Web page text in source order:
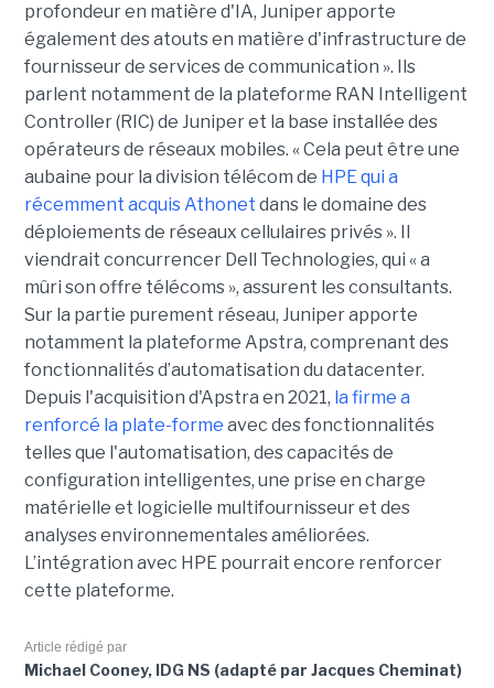
profondeur en matière d'IA, Juniper apporte
également des atouts en matière d'infrastructure de
fournisseur de services de communication ». Ils
parlent notamment de la plateforme RAN Intelligent
Controller (RIC) de Juniper et la base installée des
opérateurs de réseaux mobiles. « Cela peut être une
aubaine pour la division télécom de HPE qui a
récemment acquis Athonet dans le domaine des
déploiements de réseaux cellulaires privés ». Il
viendrait concurrencer Dell Technologies, qui « a
mûri son offre télécoms », assurent les consultants.
Sur la partie purement réseau, Juniper apporte
notamment la plateforme Apstra, comprenant des
fonctionnalités d’automatisation du datacenter.
Depuis l'acquisition d'Apstra en 2021, la firme a
renforcé la plate-forme avec des fonctionnalités
telles que l'automatisation, des capacités de
configuration intelligentes, une prise en charge
matérielle et logicielle multifournisseur et des
analyses environnementales améliorées.
L’intégration avec HPE pourrait encore renforcer
cette plateforme.
Article rédigé par
Michael Cooney, IDG NS (adapté par Jacques Cheminat)